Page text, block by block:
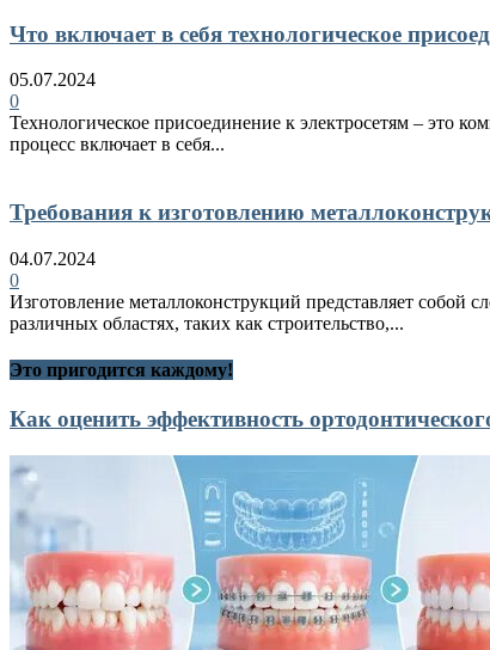
Что включает в себя технологическое
05.07.2024
0
Технологическое присоединение к электросетям – это
процесс включает в себя...
Требования к изготовлению
04.07.2024
0
Изготовление металлоконструкций представляет
различных областях, таких как строительство,...
Это пригодится каждому!
Как оценить эффективность